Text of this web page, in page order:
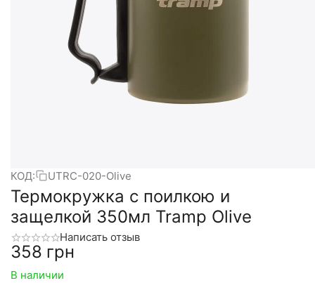
КОД: UTRC-020-Olive
Термокружка с поилкою и
защелкой 350мл Tramp Olive
Написать отзыв
‍358‍ грн
В наличии